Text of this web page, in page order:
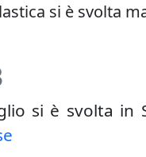
si è svolta
si è svolta in